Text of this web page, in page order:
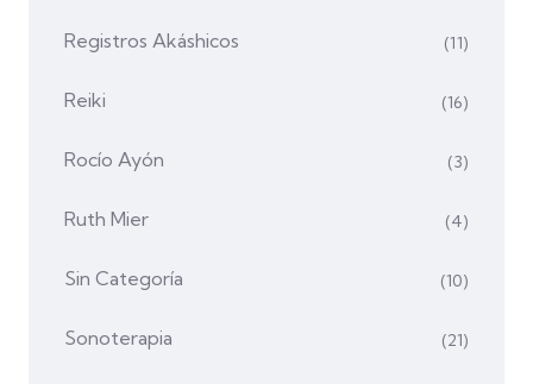
Registros Akáshicos (11)
Reiki (16)
Rocío Ayón (3)
Ruth Mier (4)
Sin Categoría (10)
Sonoterapia (21)